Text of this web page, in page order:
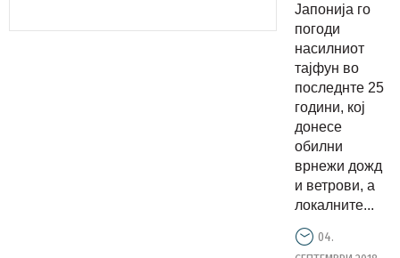
25 години
Јапонија го
погоди
насилниот
тајфун во
последнте 25
години, кој
донесе
обилни
врнежи дожд
и ветрови, а
локалните...
04.